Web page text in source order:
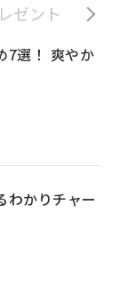
ゼント
7選！ 爽やか
わかりチャー